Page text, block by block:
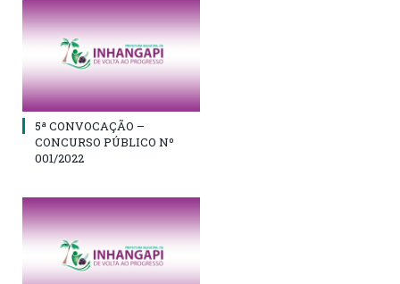
5ª CONVOCAÇÃO –
CONCURSO PÚBLICO Nº
001/2022